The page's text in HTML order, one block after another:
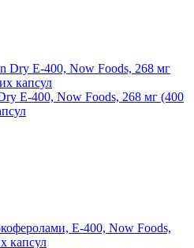
E-400, Now Foods, 268 мг (400